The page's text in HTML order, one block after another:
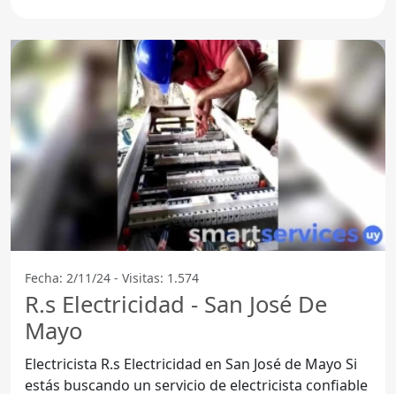
Fecha: 2/11/24 - Visitas: 1.574
R.s Electricidad - San José De
Mayo
Electricista R.s Electricidad en San José de Mayo Si
estás buscando un servicio de electricista confiable